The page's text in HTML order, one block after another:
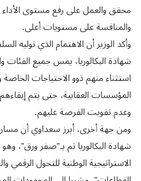
محقق والعمل على رفع مستوى
والمنافسة على مستويات أعلى.
وأكد الوزير أن الاهتمام الذي توليه
شهادة البكالوريا، يمس جميع
استثناء منهم ذوو الاحتياجات
المؤسسات العقابية، حتى يتم
وعدم تفويت الفرصة عليهم.
ومن جهة أخرى، أبرز سعداوي أن
شهادة البكالوريا تم بـ”صفر ورق”،
الاستراتيجية الوطنية للتحول الرقمي